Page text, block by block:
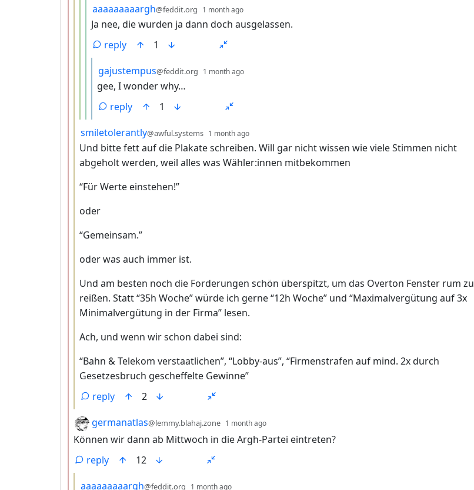
by
aaaaaaaaargh@feddit.org 1 month ago
Ja nee, die wurden ja dann doch ausgelassen.
reply
1
by
gajustempus@feddit.org 1 month ago
gee, I wonder why…
reply
1
by
smiletolerantly@awful.systems 1 month ago
Und bitte fett auf die Plakate schreiben. Will gar nicht wissen wie viele Stimmen nicht
abgeholt werden, weil alles was Wähler:innen mitbekommen
“Für Werte einstehen!”
oder
“Gemeinsam.”
oder was auch immer ist.
Und am besten noch die Forderungen schön überspitzt, um das Overton Fenster rum zu
reißen. Statt “35h Woche” würde ich gerne “12h Woche” und “Maximalvergütung auf 3x
Minimalvergütung in der Firma” lesen.
Ach, und wenn wir schon dabei sind:
“Bahn & Telekom verstaatlichen”, “Lobby-aus”, “Firmenstrafen auf mind. 2x durch
Gesetzesbruch gescheffelte Gewinne”
reply
2
by
germanatlas@lemmy.blahaj.zone 1 month ago
Können wir dann ab Mittwoch in die Argh-Partei eintreten?
reply
12
by
aaaaaaaaargh@feddit.org 1 month ago